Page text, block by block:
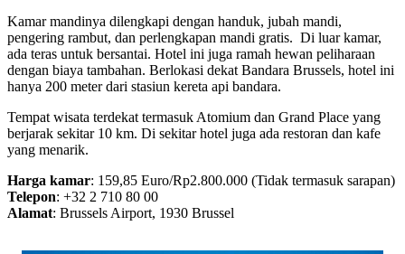
Kamar mandinya dilengkapi dengan handuk, jubah mandi,
pengering rambut, dan perlengkapan mandi gratis. Di luar kamar,
ada teras untuk bersantai. Hotel ini juga ramah hewan peliharaan
dengan biaya tambahan. Berlokasi dekat Bandara Brussels, hotel ini
hanya 200 meter dari stasiun kereta api bandara.
Tempat wisata terdekat termasuk Atomium dan Grand Place yang
berjarak sekitar 10 km. Di sekitar hotel juga ada restoran dan kafe
yang menarik.
Harga kamar: 159,85 Euro/Rp2.800.000 (Tidak termasuk sarapan)
Telepon: +32 2 710 80 00
Alamat: Brussels Airport, 1930 Brussel